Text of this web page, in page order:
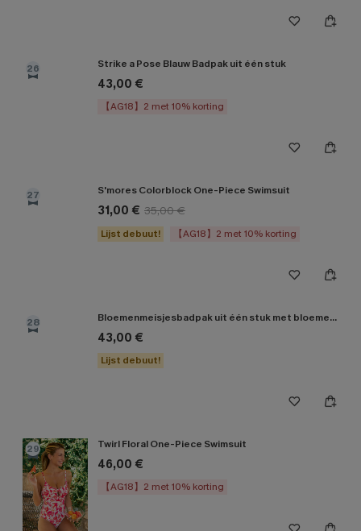
26 Strike a Pose Blauw Badpak uit één stuk
43,00 €
【AG18】2 met 10% korting
27 S'mores Colorblock One-Piece Swimsuit
31,00 € 35,00 €
Lijst debuut! 【AG18】2 met 10% korting
28 Bloemenmeisjesbadpak uit één stuk met bloemenprint
43,00 €
Lijst debuut!
29 Twirl Floral One-Piece Swimsuit
46,00 €
【AG18】2 met 10% korting